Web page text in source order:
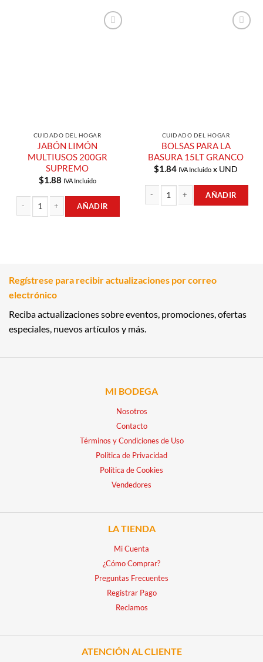
CUIDADO DEL HOGAR
JABÓN LIMÓN
MULTIUSOS 200GR
SUPREMO
$1.88 IVA Incluido
AÑADIR
CUIDADO DEL HOGAR
BOLSAS PARA LA
BASURA 15LT GRANCO
$1.84 IVA Incluido x UND
AÑADIR
Regístrese para recibir actualizaciones por correo
electrónico
Reciba actualizaciones sobre eventos, promociones, ofertas
especiales, nuevos artículos y más.
MI BODEGA
Nosotros
Contacto
Términos y Condiciones de Uso
Política de Privacidad
Política de Cookies
Vendedores
LA TIENDA
Mi Cuenta
¿Cómo Comprar?
Preguntas Frecuentes
Registrar Pago
Reclamos
ATENCIÓN AL CLIENTE